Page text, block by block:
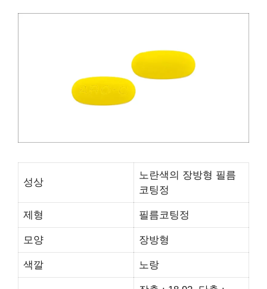
성상
노란색의 장방형 필름
코팅정
제형 필름코팅정
모양 장방형
색깔 노랑